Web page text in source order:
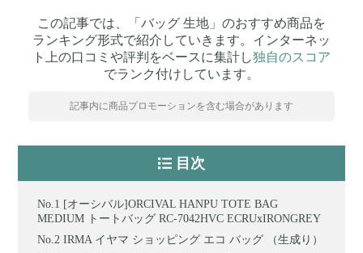
この記事では、「バッグ 生地」のおすすめ商品を
ランキング形式で紹介していきます。インターネッ
ト上の口コミや評判をベースに集計し独自のスコア
でランク付けしています。
記事内に商品プロモーションを含む場合があります
目次
[オーシバル]ORCIVAL HANPU TOTE BAG
MEDIUM トートバッグ RC-7042HVC ECRUxIRONGREY
IRMA イヤマ ショッピング エコ バッグ （生成り）